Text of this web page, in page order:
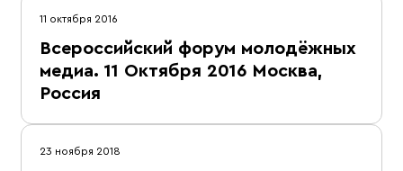
11 октября 2016
Всероссийский форум молодёжных
медиа. 11 Октября 2016 Москва,
Россия
23 ноября 2018